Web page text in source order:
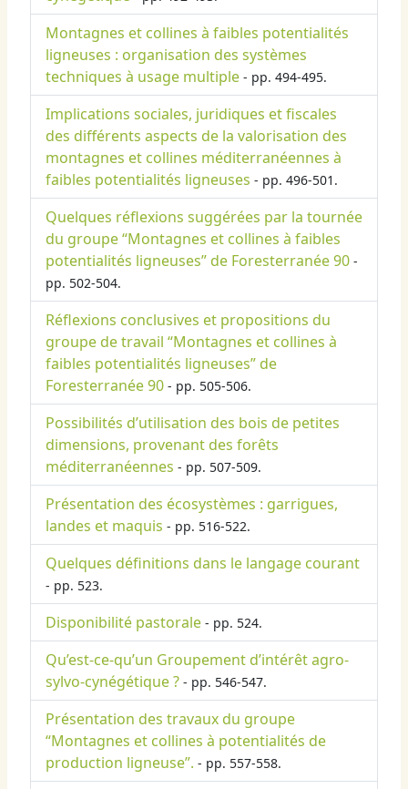
Montagnes et collines à faibles potentialités
ligneuses : organisation des systèmes
techniques à usage multiple - pp. 494-495.
Implications sociales, juridiques et fiscales
des différents aspects de la valorisation des
montagnes et collines méditerranéennes à
faibles potentialités ligneuses - pp. 496-501.
Quelques réflexions suggérées par la tournée
du groupe “Montagnes et collines à faibles
potentialités ligneuses” de Foresterranée 90 -
pp. 502-504.
Réflexions conclusives et propositions du
groupe de travail “Montagnes et collines à
faibles potentialités ligneuses” de
Foresterranée 90 - pp. 505-506.
Possibilités d’utilisation des bois de petites
dimensions, provenant des forêts
méditerranéennes - pp. 507-509.
Présentation des écosystèmes : garrigues,
landes et maquis - pp. 516-522.
Quelques définitions dans le langage courant
- pp. 523.
Disponibilité pastorale - pp. 524.
Qu’est-ce-qu’un Groupement d’intérêt agro-
sylvo-cynégétique ? - pp. 546-547.
Présentation des travaux du groupe
“Montagnes et collines à potentialités de
production ligneuse”. - pp. 557-558.